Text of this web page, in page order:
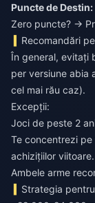
Puncte de Destin:
Zero puncte? →
Recomandări
În general, evitați
per versiune abia
cel mai rău caz).
Excepții:
Joci de peste 2
Te concentrezi pe
achizițiilor viitoare.
Ambele arme
Strategia